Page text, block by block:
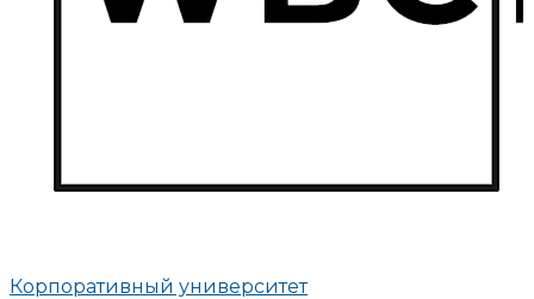
Корпоративный университет